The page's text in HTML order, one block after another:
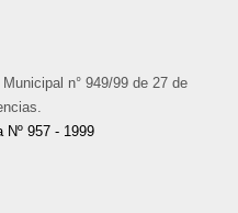
n° 949/99 de 27 de
Nº 957 - 1999